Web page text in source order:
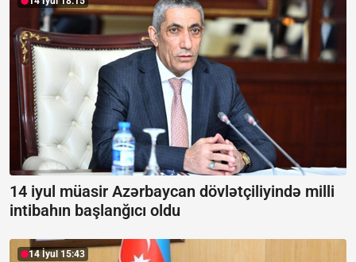
14 iyul müasir Azərbaycan dövlətçiliyində milli
intibahın başlanğıcı oldu
14 İyul 15:43